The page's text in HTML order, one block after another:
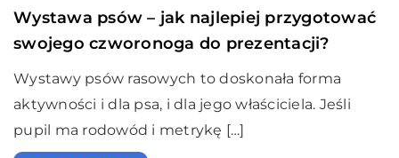
Wystawa psów – jak najlepiej przygotować
swojego czworonoga do prezentacji?
Wystawy psów rasowych to doskonała forma
aktywności i dla psa, i dla jego właściciela. Jeśli
pupil ma rodowód i metrykę […]